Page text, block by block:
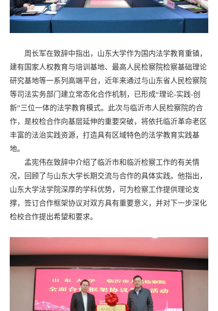
周长军在致辞中指出，山东大学作为国内法学教育重镇，
建有国家人权教育与培训基地、最高人民检察院检察基础理论
研究基地等一系列高端平台，近年来通过与山东省人民检察院
等司法实务部门建立常态化合作机制，已形成“理论-实践-创
新”三位一体的法学教育模式。此次与临沂市人民检察院的合
作，是校检合作向基层延伸的重要突破，将依托临沂革命老区
丰富的法治实践资源，打造具有区域特色的法学教育实践基
地。
孟宪伟在致辞中介绍了临沂市和临沂检察工作的有关情
况，回顾了与山东大学长期交流与合作的具体实践。他指出，
山东大学法学院深厚的学科优势，可为检察工作提供理论支
撑，签订合作框架协议对双方具有重要意义，并对下一步深化
检校合作提出希望和要求。